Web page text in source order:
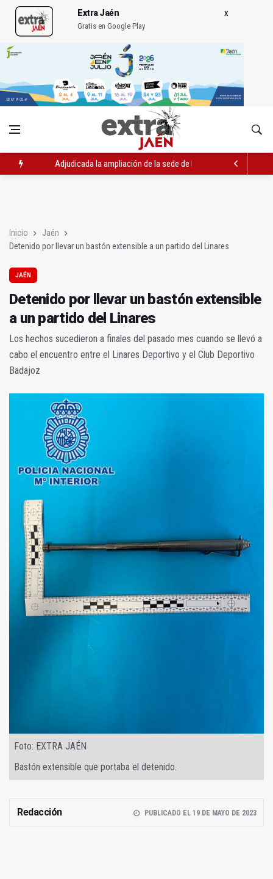
Extra Jaén
Gratis en Google Play
Adjudicada la ampliación de la sede de la Junta en la avenida
Inicio
Jaén
Detenido por llevar un bastón extensible a un partido del Linares
JAÉN
Detenido por llevar un bastón extensible
a un partido del Linares
Los hechos sucedieron a finales del pasado mes cuando se llevó a
cabo el encuentro entre el Linares Deportivo y el Club Deportivo
Badajoz
Foto: EXTRA JAÉN
Bastón extensible que portaba el detenido.
Redacción PUBLICADO EL 19 DE MAYO DE 2023